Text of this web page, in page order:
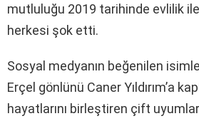
mutluluğu 2019 tarihinde evlilik
herkesi şok etti.
Sosyal medyanın beğenilen
Erçel gönlünü Caner Yıldırım’a
hayatlarını birleştiren çift